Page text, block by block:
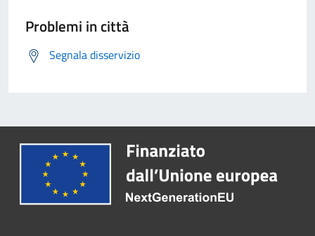
Problemi in città
Segnala disservizio